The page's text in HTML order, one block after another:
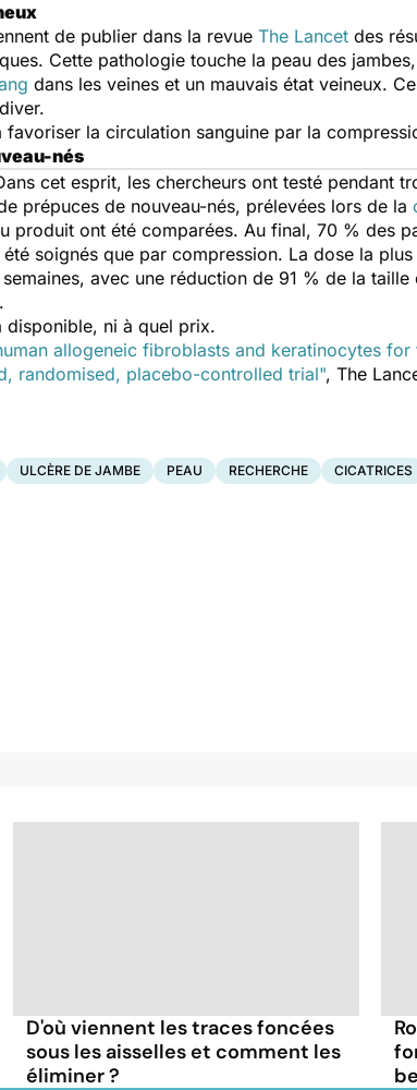
de publier dans la revue The Lancet des
Cette pathologie touche la peau des
dans les veines et un mauvais état veineux.
la circulation sanguine par la
nés
cet esprit, les chercheurs ont testé pendant
prépuces de nouveau-nés, prélevées lors de la
produit ont été comparées. Au final, 70 % des
soignés que par compression. La dose la
avec une réduction de 91 % de la
disponible, ni à quel prix.
allogeneic fibroblasts and keratinocytes
randomised, placebo-controlled trial", The
ULCÈRE DE JAMBE PEAU RECHERCHE CICATRICES
D'où viennent les traces foncées
sous les aisselles et comment les
éliminer ?